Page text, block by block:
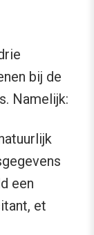
bij de
Namelijk:
een
et